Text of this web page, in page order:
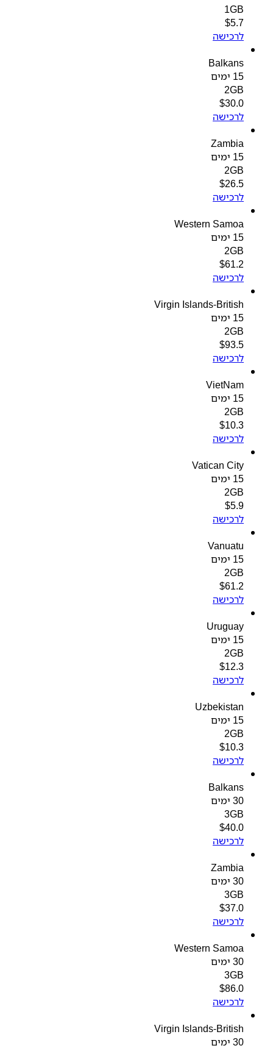
1GB
$
לרכישה
Balkans
2GB
$30.0
לרכישה
Zambia
2GB
$26.5
לרכישה
Western Samoa
2GB
$61.2
לרכישה
Virgin Islands-British
2GB
$93.5
לרכישה
VietNam
2GB
$10.3
לרכישה
Vatican City
2GB
$
לרכישה
Vanuatu
2GB
$61.2
לרכישה
Uruguay
2GB
$12.3
לרכישה
Uzbekistan
2GB
$10.3
לרכישה
Balkans
3GB
$40.0
לרכישה
Zambia
3GB
$37.0
לרכישה
Western Samoa
3GB
$86.0
לרכישה
Virgin Islands-British